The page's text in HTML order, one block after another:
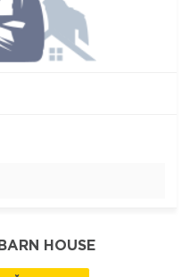
HOUSE